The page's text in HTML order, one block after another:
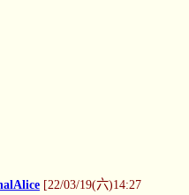
[22/03/19(六)14:27